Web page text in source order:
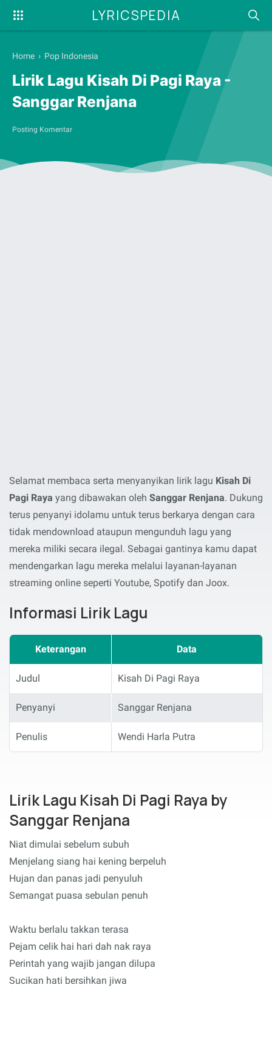
LYRICSPEDIA
Home › Pop Indonesia
Lirik Lagu Kisah Di Pagi Raya -
Sanggar Renjana
Posting Komentar
Selamat membaca serta menyanyikan lirik lagu Kisah Di
Pagi Raya yang dibawakan oleh Sanggar Renjana. Dukung
terus penyanyi idolamu untuk terus berkarya dengan cara
tidak mendownload ataupun mengunduh lagu yang
mereka miliki secara ilegal. Sebagai gantinya kamu dapat
mendengarkan lagu mereka melalui layanan-layanan
streaming online seperti Youtube, Spotify dan Joox.
Informasi Lirik Lagu
Keterangan Data
Judul Kisah Di Pagi Raya
Penyanyi Sanggar Renjana
Penulis Wendi Harla Putra
Lirik Lagu Kisah Di Pagi Raya by
Sanggar Renjana
Niat dimulai sebelum subuh
Menjelang siang hai kening berpeluh
Hujan dan panas jadi penyuluh
Semangat puasa sebulan penuh
Waktu berlalu takkan terasa
Pejam celik hai hari dah nak raya
Perintah yang wajib jangan dilupa
Sucikan hati bersihkan jiwa